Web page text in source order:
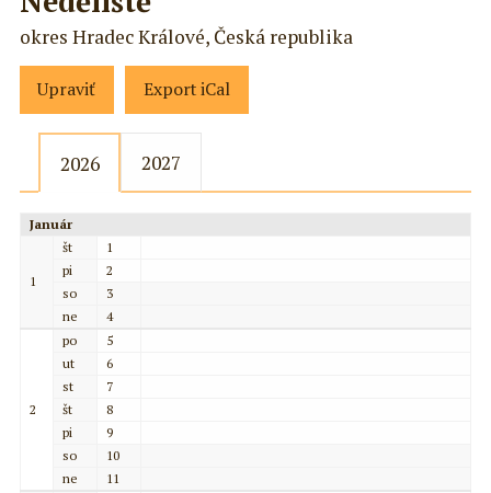
okres Hradec Králové, Česká republika
Upraviť Export iCal
2026 2027
Január
1
št
1
pi
2
so
3
ne
4
2
po
5
ut
6
st
7
št
8
pi
9
so
10
ne
11